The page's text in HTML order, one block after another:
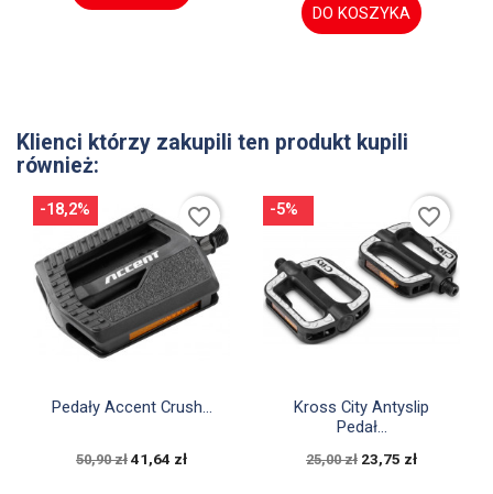
DO KOSZYKA
Klienci którzy zakupili ten produkt kupili
również:
Szybki podgląd
Pedały Accent Crush...
50,90 zł 41,64 zł
-18,2% favorite_border
Szybki podgląd
Kross City Antyslip
Pedał...
25,00 zł 23,75 zł
-5% favorite_border